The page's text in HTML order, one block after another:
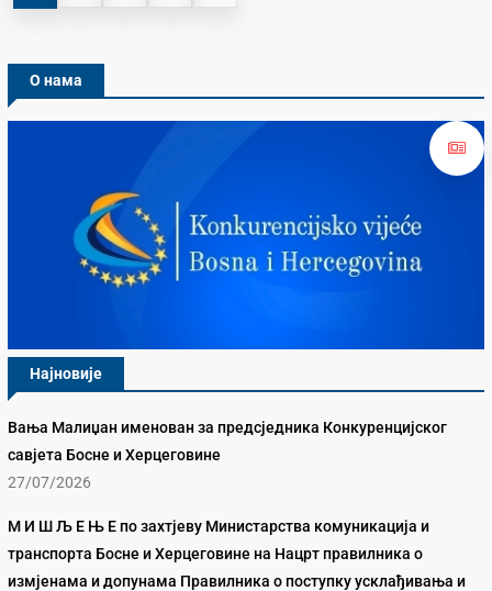
О нама
Најновије
Вања Малиџан именован за предсједника Конкуренцијског
савјета Босне и Херцеговине
27/07/2026
М И Ш Љ Е Њ Е по захтјеву Министарства комуникација и
транспорта Босне и Херцеговине на Нацрт правилника о
измјенама и допунама Правилника о поступку усклађивања и